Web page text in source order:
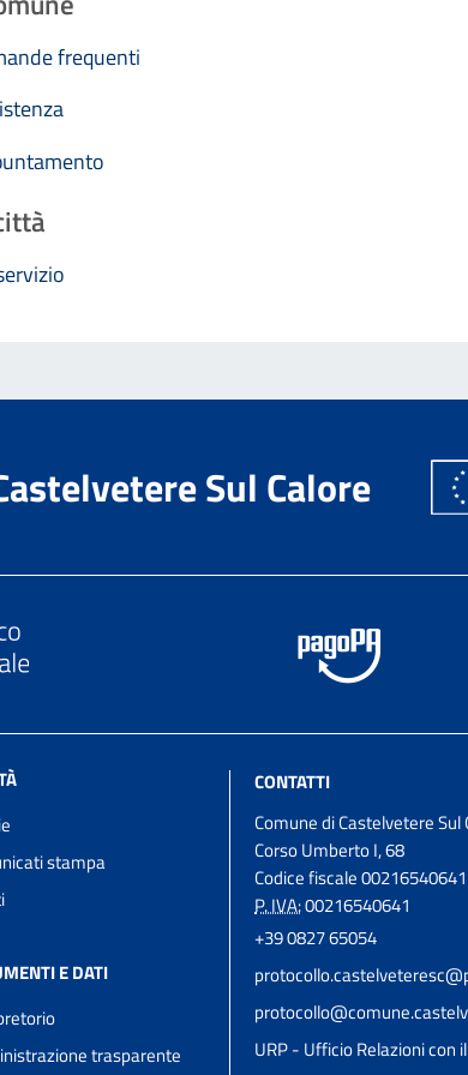
frequenti
Sul Calore
stampa
E DATI
trasparente
CONTATTI
Comune di Castelvetere Sul
Corso Umberto I, 68
Codice fiscale 00216540641
P. IVA:00216540641
+39 0827 65054
URP - Ufficio Relazioni con